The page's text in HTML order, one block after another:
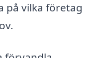
på vilka företag